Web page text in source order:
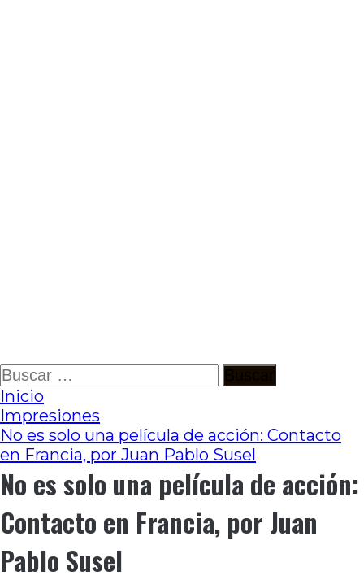
Ir
al
contenido
Buscar:
Inicio
Impresiones
No es solo una película de acción: Contacto
en Francia, por Juan Pablo Susel
No es solo una película de acción:
Contacto en Francia, por Juan
Pablo Susel